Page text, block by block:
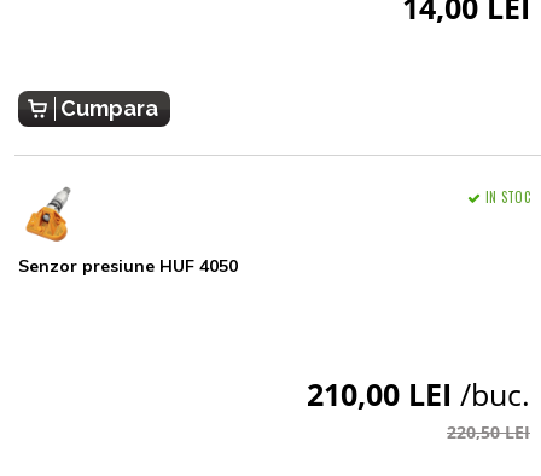
Cumpara
Senzor presiune HUF 4050
IN STOC
210,00 LEI /buc.
220,50 LEI